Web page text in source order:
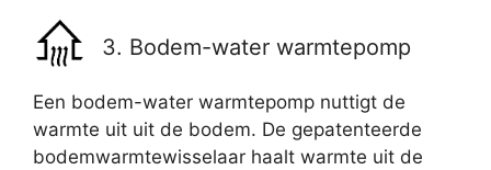
3. Bodem-water warmtepomp
Een bodem-water warmtepomp nuttigt de
warmte uit uit de bodem. De gepatenteerde
bodemwarmtewisselaar haalt warmte uit de